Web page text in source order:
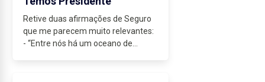
Retive duas afirmações de Seguro
que me parecem muito relevantes:
- “Entre nós há um oceano de